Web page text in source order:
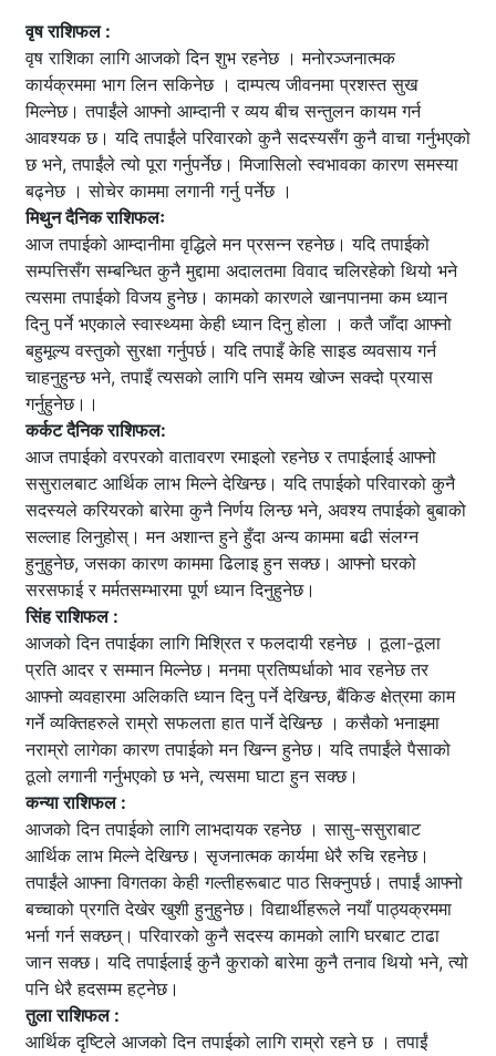
वृष राशिफल :
वृष राशिका लागि आजको दिन शुभ रहनेछ । मनोरञ्जनात्मक
कार्यक्रममा भाग लिन सकिनेछ । दाम्पत्य जीवनमा प्रशस्त सुख
मिल्नेछ। तपाईंले आफ्नो आम्दानी र व्यय बीच सन्तुलन कायम गर्न
आवश्यक छ। यदि तपाईंले परिवारको कुनै सदस्यसँग कुनै वाचा गर्नुभएको
छ भने, तपाईंले त्यो पूरा गर्नुपर्नेछ। मिजासिलो स्वभावका कारण समस्या
बढ्नेछ । सोचेर काममा लगानी गर्नु पर्नेछ ।
मिथुन दैनिक राशिफलः
आज तपाईको आम्दानीमा वृद्धिले मन प्रसन्न रहनेछ। यदि तपाईको
सम्पत्तिसँग सम्बन्धित कुनै मुद्दामा अदालतमा विवाद चलिरहेको थियो भने
त्यसमा तपाईको विजय हुनेछ। कामको कारणले खानपानमा कम ध्यान
दिनु पर्ने भएकाले स्वास्थ्यमा केही ध्यान दिनु होला । कतै जाँदा आफ्नो
बहुमूल्य वस्तुको सुरक्षा गर्नुपर्छ। यदि तपाइँ केहि साइड व्यवसाय गर्न
चाहनुहुन्छ भने, तपाइँ त्यसको लागि पनि समय खोज्न सक्दो प्रयास
गर्नुहुनेछ।।
कर्कट दैनिक राशिफल:
आज तपाईको वरपरको वातावरण रमाइलो रहनेछ र तपाईलाई आफ्नो
ससुरालबाट आर्थिक लाभ मिल्ने देखिन्छ। यदि तपाईको परिवारको कुनै
सदस्यले करियरको बारेमा कुनै निर्णय लिन्छ भने, अवश्य तपाईको बुबाको
सल्लाह लिनुहोस्। मन अशान्त हुने हुँदा अन्य काममा बढी संलग्न
हुनुहुनेछ, जसका कारण काममा ढिलाइ हुन सक्छ। आफ्नो घरको
सरसफाई र मर्मतसम्भारमा पूर्ण ध्यान दिनुहुनेछ।
सिंह राशिफल :
आजको दिन तपाईका लागि मिश्रित र फलदायी रहनेछ । ठूला-ठूला
प्रति आदर र सम्मान मिल्नेछ। मनमा प्रतिष्पर्धाको भाव रहनेछ तर
आफ्नो व्यवहारमा अलिकति ध्यान दिनु पर्ने देखिन्छ, बैंकिङ क्षेत्रमा काम
गर्ने व्यक्तिहरुले राम्रो सफलता हात पार्ने देखिन्छ । कसैको भनाइमा
नराम्रो लागेका कारण तपाईको मन खिन्न हुनेछ। यदि तपाईंले पैसाको
ठूलो लगानी गर्नुभएको छ भने, त्यसमा घाटा हुन सक्छ।
कन्या राशिफल :
आजको दिन तपाईको लागि लाभदायक रहनेछ । सासु-ससुराबाट
आर्थिक लाभ मिल्ने देखिन्छ। सृजनात्मक कार्यमा धेरै रुचि रहनेछ।
तपाईंले आफ्ना विगतका केही गल्तीहरूबाट पाठ सिक्नुपर्छ। तपाईं आफ्नो
बच्चाको प्रगति देखेर खुशी हुनुहुनेछ। विद्यार्थीहरूले नयाँ पाठ्यक्रममा
भर्ना गर्न सक्छन्। परिवारको कुनै सदस्य कामको लागि घरबाट टाढा
जान सक्छ। यदि तपाईलाई कुनै कुराको बारेमा कुनै तनाव थियो भने, त्यो
पनि धेरै हदसम्म हट्नेछ।
तुला राशिफल :
आर्थिक दृष्टिले आजको दिन तपाईको लागि राम्रो रहने छ । तपाईं